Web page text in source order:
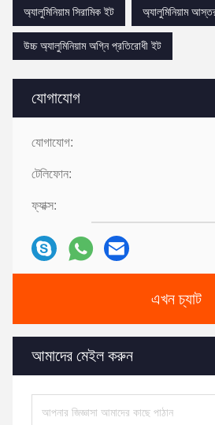
যোগাযোগ
যোগাযোগ:
টেলিফোন:
ফ্যাক্স:
এখন চ্যাট
আমাদের মেইল ​​করুন
অ্যালুমিনিয়াম সিরামিক ইট
অ্যালুমিনিয়াম
উচ্চ অ্যালুমিনিয়াম অগ্নি প্রতিরোধী ইট